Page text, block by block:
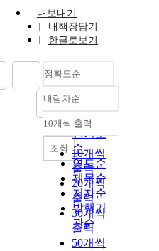
내보내기
내책장담기
한글로보기
정확도순
정확도
순
인기도
순
연도순
제목순
저자순
발행기
관순
내림차순
내림차순
10개씩 출력
10개씩
출력
20개씩
출력
30개씩
출력
50개씩
조회